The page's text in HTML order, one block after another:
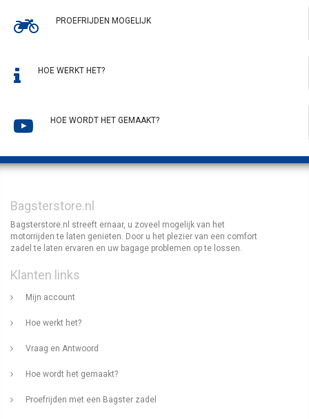
PROEFRIJDEN MOGELIJK
HOE WERKT HET?
HOE WORDT HET GEMAAKT?
Bagsterstore.nl
Bagsterstore.nl streeft ernaar, u zoveel mogelijk van het
motorrijden te laten genieten. Door u het plezier van een comfort
zadel te laten ervaren en uw bagage problemen op te lossen.
Klanten links
Mijn account
Hoe werkt het?
Vraag en Antwoord
Hoe wordt het gemaakt?
Proefrijden met een Bagster zadel